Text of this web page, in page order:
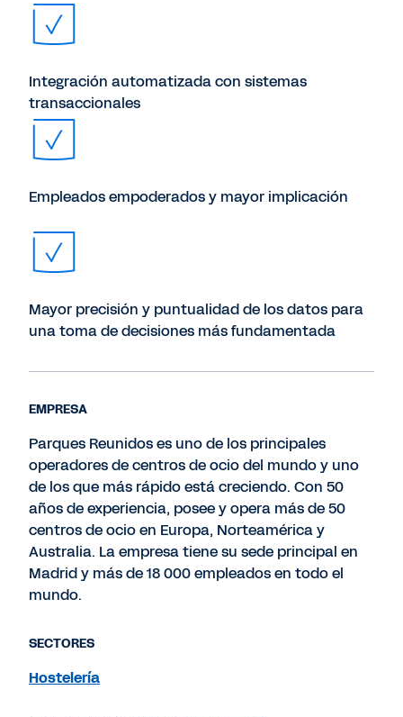
Integración automatizada con sistemas
transaccionales
Empleados empoderados y mayor implicación
Mayor precisión y puntualidad de los datos para
una toma de decisiones más fundamentada
EMPRESA
Parques Reunidos es uno de los principales
operadores de centros de ocio del mundo y uno
de los que más rápido está creciendo. Con 50
años de experiencia, posee y opera más de 50
centros de ocio en Europa, Norteamérica y
Australia. La empresa tiene su sede principal en
Madrid y más de 18 000 empleados en todo el
mundo.
SECTORES
Hostelería